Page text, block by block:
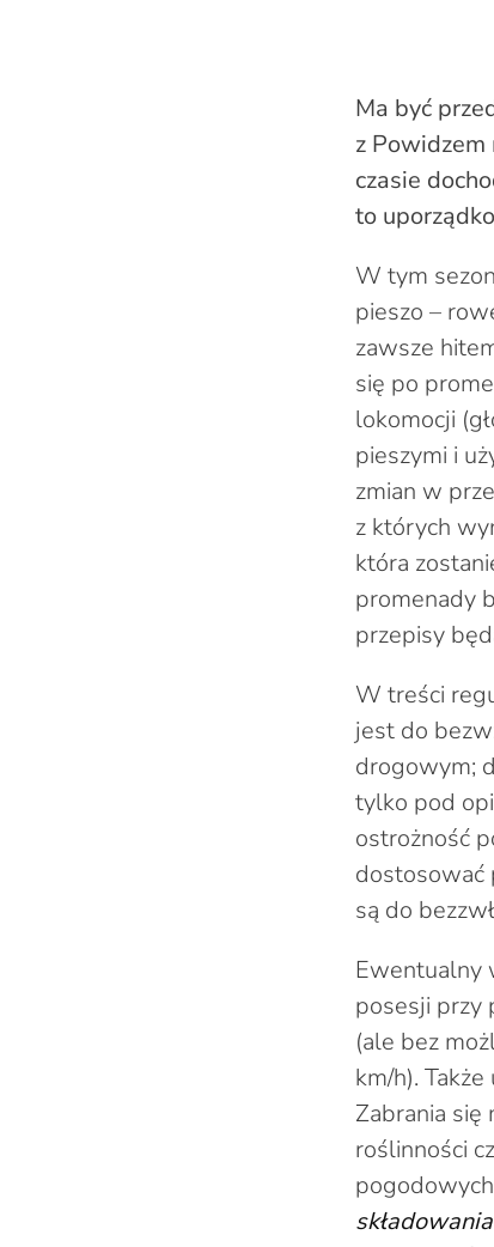
Ma być
z
czasie
to
W tym
pieszo –
zawsze
się po
lokomocji
pieszymi i
zmian w
z których
która
promenady
przepisy
W treści
jest do
drogowym;
tylko pod
ostrożność
dostosować
są do
Ewentualny
posesji przy
(ale bez
km/h).
Zabrania się
roślinności